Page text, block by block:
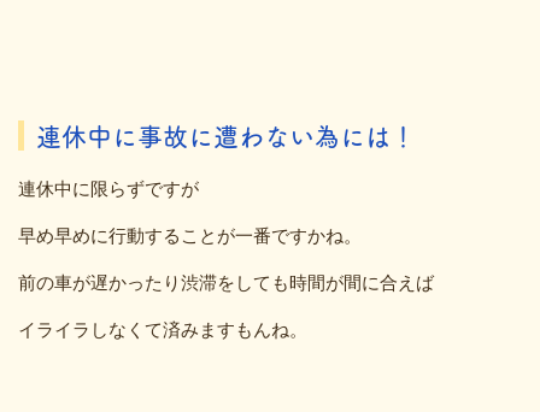
連休中に事故に遭わない為には！
連休中に限らずですが
早め早めに行動することが一番ですかね。
前の車が遅かったり渋滞をしても時間が間に合えば
イライラしなくて済みますもんね。